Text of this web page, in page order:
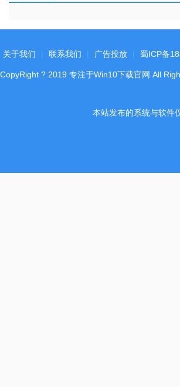
关于我们 联系我们 广告投放 蜀ICP备
CopyRight ? 2019 专注于Win10下载官网 All
本站发布的系统与软件